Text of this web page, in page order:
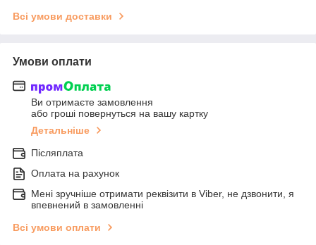
Всі умови доставки
Умови оплати
Ви отримаєте замовлення
або гроші повернуться на вашу картку
Детальніше
Післяплата
Оплата на рахунок
Мені зручніше отримати реквізити в Viber, не дзвонити, я
впевнений в замовленні
Всі умови оплати